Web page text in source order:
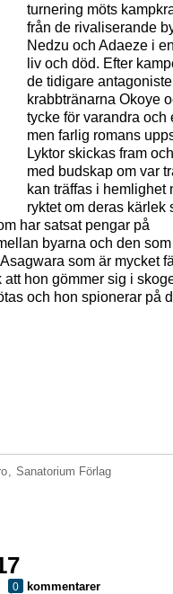
turnering möts
från de rivaliserande
Nedzu och Adaeze i
liv och död. Efter
de tidigare
krabbtränarna Okoye
tycke för varandra och
men farlig romans
Lyktor skickas fram
med budskap om var
kan träffas i hemlighet
ryktet om deras kärlek
har satsat pengar på
byarna och den
som är mycket
hon gömmer sig i
och hon spionerar på
, Sanatorium Förlag
0 kommentarer